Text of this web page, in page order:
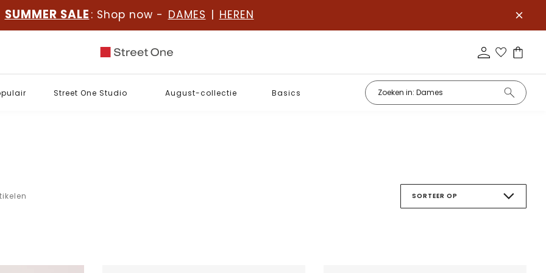
SUMMER SALE : Shop now - DAMES | HEREN
Street One Studio August-collectie Basics
SORTEER OP